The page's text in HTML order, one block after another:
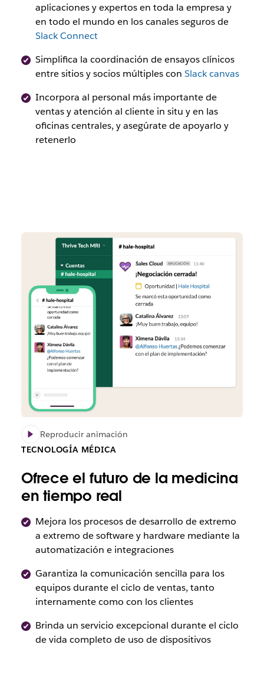
aplicaciones y expertos en toda la empresa y
en todo el mundo en los canales seguros de
Slack Connect
Simplifica la coordinación de ensayos clínicos
entre sitios y socios múltiples con Slack canvas
Incorpora al personal más importante de
ventas y atención al cliente in situ y en las
oficinas centrales, y asegúrate de apoyarlo y
retenerlo
Reproducir animación
TECNOLOGÍA MÉDICA
Ofrece el futuro de la medicina
en tiempo real
Mejora los procesos de desarrollo de extremo
a extremo de software y hardware mediante la
automatización e integraciones
Garantiza la comunicación sencilla para los
equipos durante el ciclo de ventas, tanto
internamente como con los clientes
Brinda un servicio excepcional durante el ciclo
de vida completo de uso de dispositivos